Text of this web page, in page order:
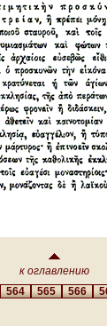
к оглавлению
564565566